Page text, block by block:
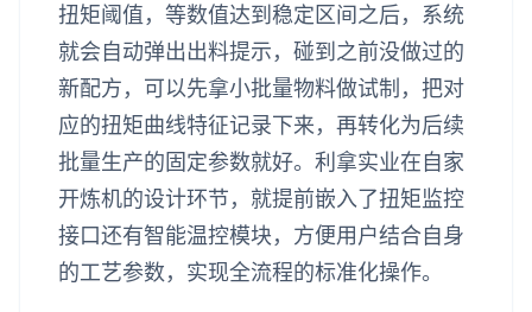
扭矩阈值，等数值达到稳定区间之后，系统
就会自动弹出出料提示，碰到之前没做过的
新配方，可以先拿小批量物料做试制，把对
应的扭矩曲线特征记录下来，再转化为后续
批量生产的固定参数就好。利拿实业在自家
开炼机的设计环节，就提前嵌入了扭矩监控
接口还有智能温控模块，方便用户结合自身
的工艺参数，实现全流程的标准化操作。